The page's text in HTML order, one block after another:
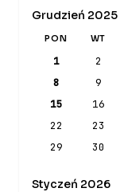
Grudzień 2025
PON WT
1 2
8
9
15
16
22
23
29
30
Styczeń 2026